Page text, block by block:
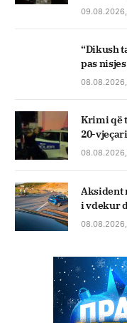
09.08.2026,
“Dikush
pas
Krimi që
20-
Aksident
i vdekur